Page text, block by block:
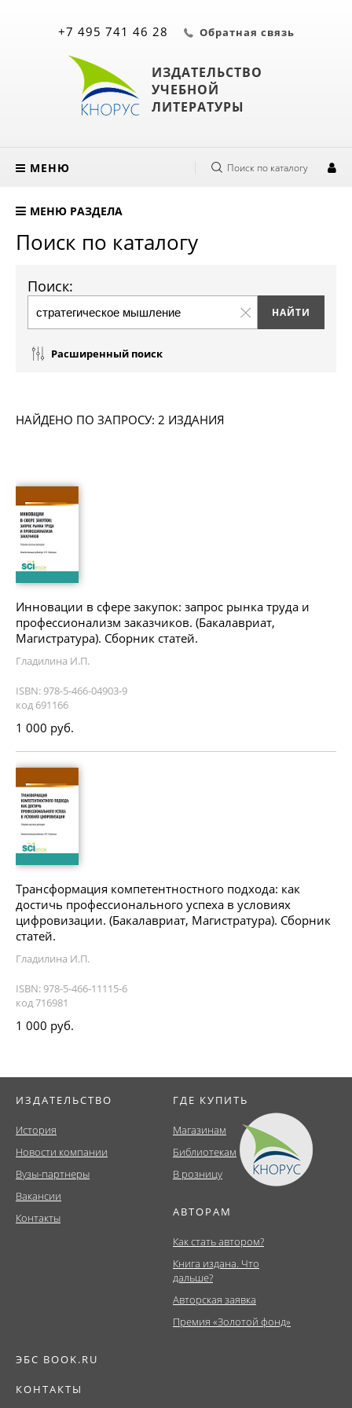
ИЗДАТЕЛЬСТВО
УЧЕБНОЙ
ЛИТЕРАТУРЫ
+7 495 741 46 28 Обратная связь
МЕНЮ Поиск по каталогу
МЕНЮ РАЗДЕЛА
Поиск по каталогу
Поиск:
Расширенный поиск
НАЙДЕНО ПО ЗАПРОСУ: 2 ИЗДАНИЯ
Инновации в сфере закупок: запрос рынка труда и
профессионализм заказчиков. (Бакалавриат,
Магистратура). Сборник статей.
Гладилина И.П.
ISBN: 978-5-466-04903-9
код 691166
1 000 руб.
Трансформация компетентностного подхода: как
достичь профессионального успеха в условиях
цифровизации. (Бакалавриат, Магистратура). Сборник
статей.
Гладилина И.П.
ISBN: 978-5-466-11115-6
код 716981
1 000 руб.
ИЗДАТЕЛЬСТВО
История
Новости компании
Вузы-партнеры
Вакансии
Контакты
ГДЕ КУПИТЬ
Магазинам
Библиотекам
В розницу
АВТОРАМ
Как стать автором?
Книга издана. Что
дальше?
Авторская заявка
Премия «Золотой фонд»
ЭБС BOOK.RU
КОНТАКТЫ